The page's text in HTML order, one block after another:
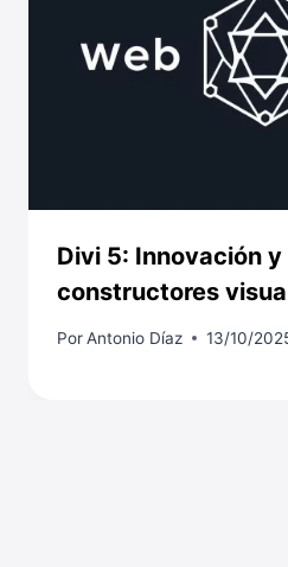
Divi 5: Innovación
constructores
PorAntonio Díaz 13/10/